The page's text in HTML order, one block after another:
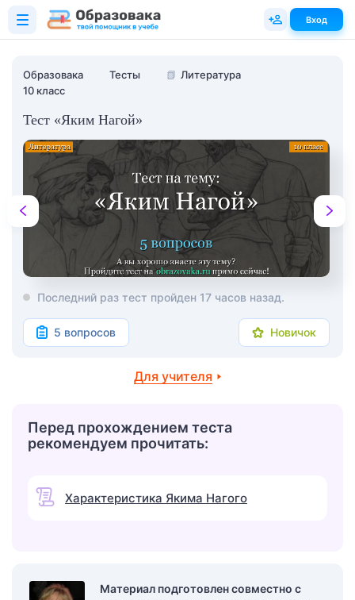
Образовака Тесты 📗 Литература
10 класс
Тест «Яким Нагой»
Последний раз тест пройден 17 часов назад.
5 вопросов Новичок
Для учителя
Перед прохождением теста
рекомендуем прочитать:
Характеристика Якима Нагого
Материал подготовлен совместно с
Вход